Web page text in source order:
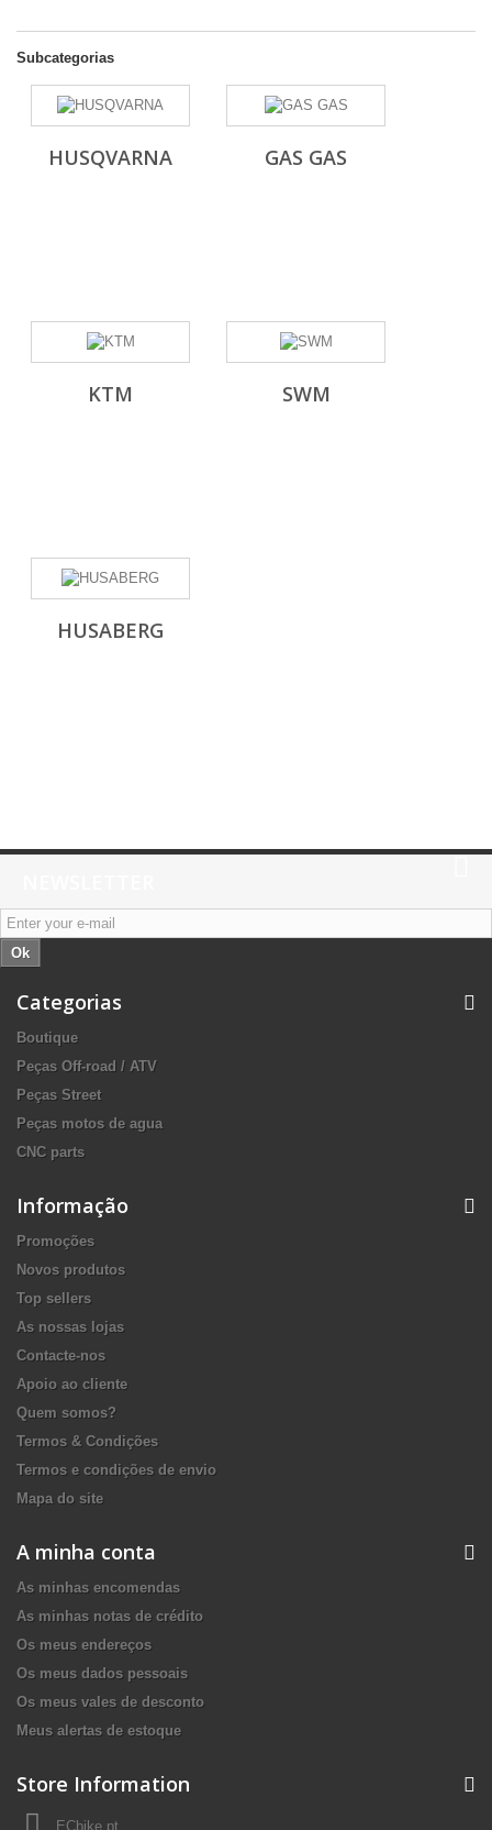
Subcategorias
HUSQVARNA GAS GAS
KTM SWM
HUSABERG
Ok
Categorias
Boutique
Peças Off-road / ATV
Peças Street
Peças motos de agua
CNC parts
Informação
Promoções
Novos produtos
Top sellers
As nossas lojas
Contacte-nos
Apoio ao cliente
Quem somos?
Termos & Condições
Termos e condições de envio
Mapa do site
A minha conta
As minhas encomendas
As minhas notas de crédito
Os meus endereços
Os meus dados pessoais
Os meus vales de desconto
Meus alertas de estoque
Store Information
ECbike.pt